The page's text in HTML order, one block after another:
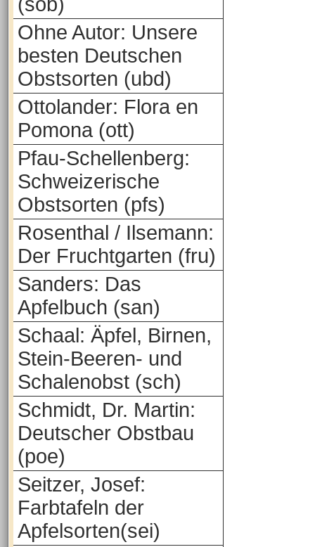
Ohne Autor: Unsere
besten Deutschen
Obstsorten (ubd)
Ottolander: Flora en
Pomona (ott)
Pfau-Schellenberg:
Schweizerische
Obstsorten (pfs)
Rosenthal / Ilsemann:
Der Fruchtgarten (fru)
Sanders: Das
Apfelbuch (san)
Schaal: Äpfel, Birnen,
Stein-Beeren- und
Schalenobst (sch)
Schmidt, Dr. Martin:
Deutscher Obstbau
(poe)
Seitzer, Josef:
Farbtafeln der
Apfelsorten(sei)